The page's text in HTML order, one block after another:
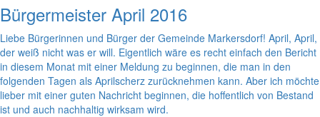
Bürgermeister April 2016
Liebe Bürgerinnen und Bürger der Gemeinde Markersdorf! April, April,
der weiß nicht was er will. Eigentlich wäre es recht einfach den Bericht
in diesem Monat mit einer Meldung zu beginnen, die man in den
folgenden Tagen als Aprilscherz zurücknehmen kann. Aber ich möchte
lieber mit einer guten Nachricht beginnen, die hoffentlich von Bestand
ist und auch nachhaltig wirksam wird.